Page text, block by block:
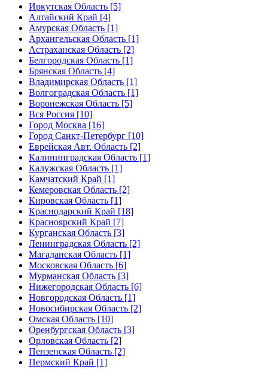
Иркутская Область [5]
Алтайский Край [4]
Амурская Область [1]
Архангельская Область [1]
Астраханская Область [2]
Белгородская Область [1]
Брянская Область [4]
Владимирская Область [1]
Волгоградская Область [1]
Воронежская Область [5]
Вся Россия [10]
Город Москва [16]
Город Санкт-Петербург [10]
Еврейская Авт. Область [2]
Калининградская Область [1]
Калужская Область [1]
Камчатский Край [1]
Кемеровская Область [2]
Кировская Область [1]
Краснодарский Край [18]
Красноярский Край [7]
Курганская Область [3]
Ленинградская Область [2]
Магаданская Область [1]
Московская Область [6]
Мурманская Область [3]
Нижегородская Область [6]
Новгородская Область [1]
Новосибирская Область [2]
Омская Область [10]
Оренбургская Область [3]
Орловская Область [2]
Пензенская Область [2]
Пермский Край [1]